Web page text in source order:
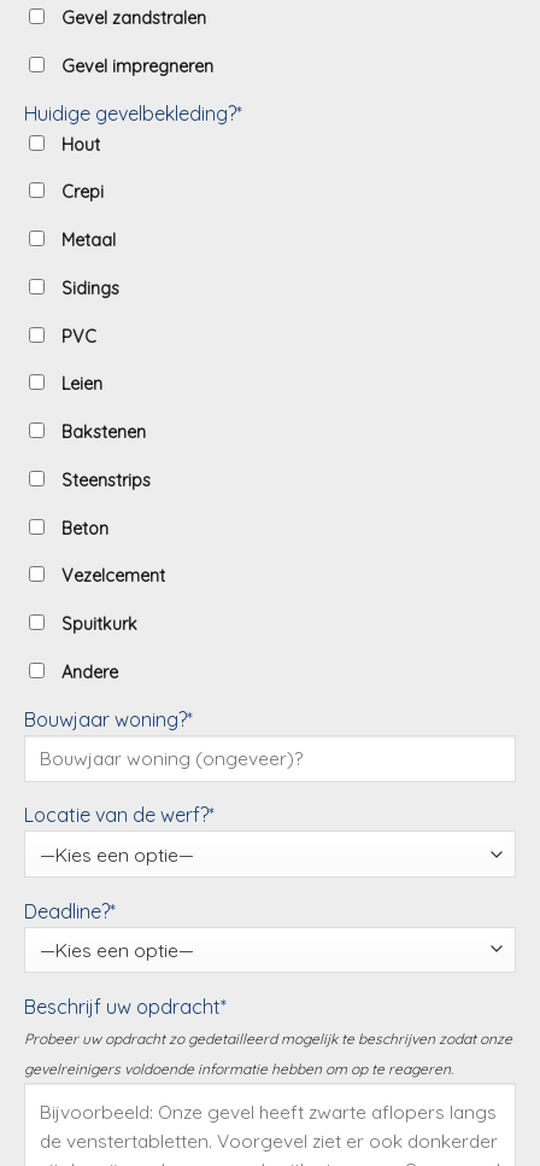
Gevel zandstralen
Gevel impregneren
Huidige gevelbekleding?*
Hout
Crepi
Metaal
Sidings
PVC
Leien
Bakstenen
Steenstrips
Beton
Vezelcement
Spuitkurk
Andere
Bouwjaar woning?*
Locatie van de werf?*
Deadline?*
Beschrijf uw opdracht*
Probeer uw opdracht zo gedetailleerd mogelijk te beschrijven zodat onze
gevelreinigers voldoende informatie hebben om op te reageren.